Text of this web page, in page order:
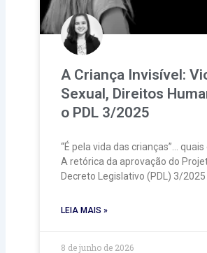
A Criança Invisível:
Sexual, Direitos
o PDL 3/2025
“É pela vida das crianças”…
A retórica da aprovação do
Decreto Legislativo (PDL) 3/
LEIA MAIS »
8 de junho de 2026